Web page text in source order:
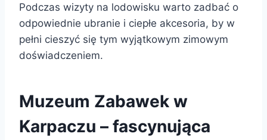
Podczas wizyty na lodowisku warto zadbać o
odpowiednie ubranie i ciepłe akcesoria, by w
pełni cieszyć się tym wyjątkowym zimowym
doświadczeniem.
Muzeum Zabawek w
Karpaczu – fascynująca